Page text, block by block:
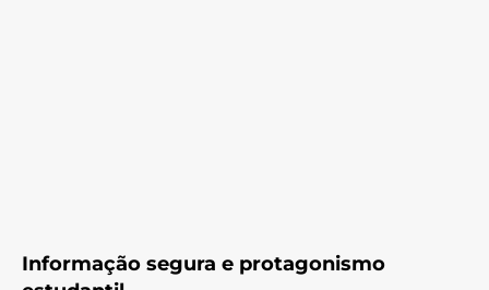
Informação segura e protagonismo